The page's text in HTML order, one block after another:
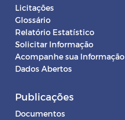
Licitações
Glossário
Relatório Estatístico
Solicitar Informação
Acompanhe sua Informação
Dados Abertos
Publicações
Documentos